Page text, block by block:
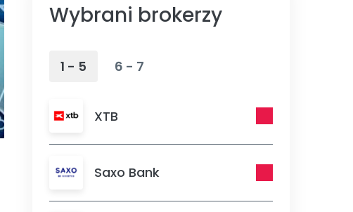
Wybrani brokerzy
1 - 5 6 - 7
XTB
Saxo Bank